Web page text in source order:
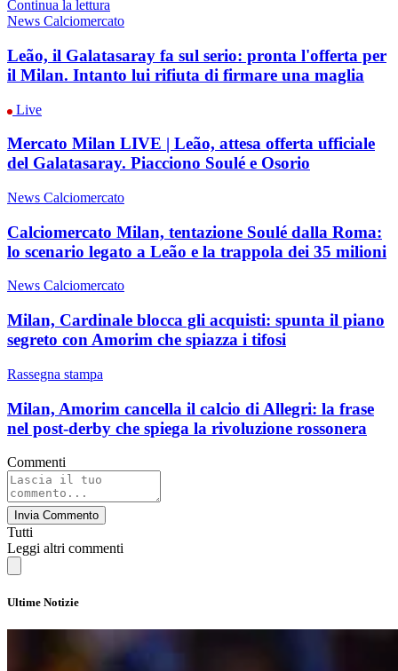
Continua la lettura
News Calciomercato
Leão, il Galatasaray fa sul serio: pronta l'offerta per
il Milan. Intanto lui rifiuta di firmare una maglia
Live
Mercato Milan LIVE | Leão, attesa offerta ufficiale
del Galatasaray. Piacciono Soulé e Osorio
News Calciomercato
Calciomercato Milan, tentazione Soulé dalla Roma:
lo scenario legato a Leão e la trappola dei 35 milioni
News Calciomercato
Milan, Cardinale blocca gli acquisti: spunta il piano
segreto con Amorim che spiazza i tifosi
Rassegna stampa
Milan, Amorim cancella il calcio di Allegri: la frase
nel post-derby che spiega la rivoluzione rossonera
Commenti
Invia Commento
Tutti
Leggi altri commenti
Ultime Notizie